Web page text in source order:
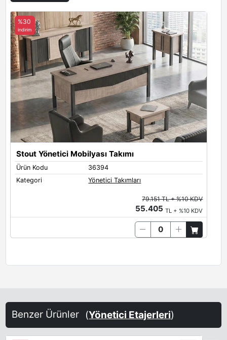
Stout Yönetici Mobilyası Takımı
Ürün Kodu
36394
Kategori
Yönetici Takımları
%30
indirim
79.151 TL + %10 KDV
55.405TL + %10 KDV
Benzer Ürünler (Yönetici Etajerleri)